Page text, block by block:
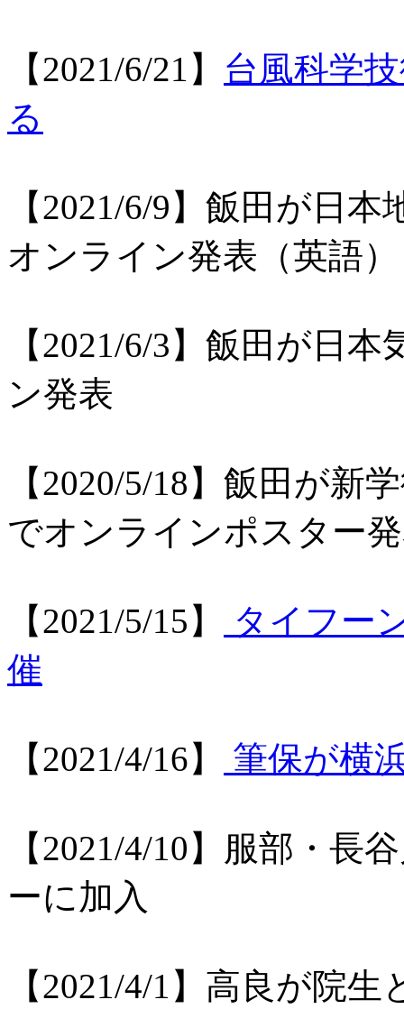
【2021/6/21】 台風科学
る
【2021/6/9】飯田が日
オンライン発表（英語）
【2021/6/3】飯田が日
ン発表
【2020/5/18】飯田が新
でオンラインポスター
【2021/5/15】
タイフー
催
【2021/4/16】 筆保が横
【2021/4/10】服部・長
ーに加入
【2021/4/1】高良が院